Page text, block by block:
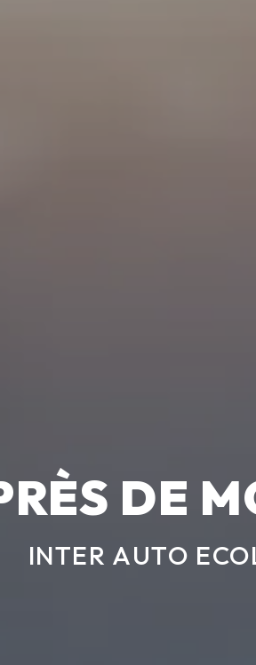
DE
INTER AUTO